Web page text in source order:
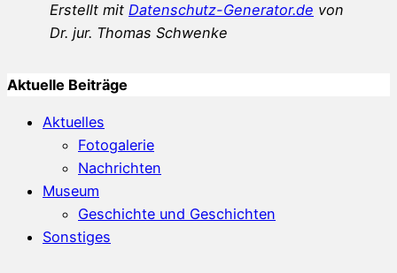
Erstellt mit Datenschutz-Generator.de von
Dr. jur. Thomas Schwenke
Aktuelle Beiträge
Aktuelles
Fotogalerie
Nachrichten
Museum
Geschichte und Geschichten
Sonstiges